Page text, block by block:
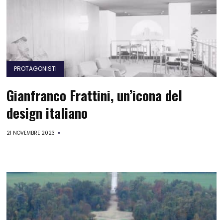
PROTAGONISTI
Gianfranco Frattini, un’icona del
design italiano
21 NOVEMBRE 2023